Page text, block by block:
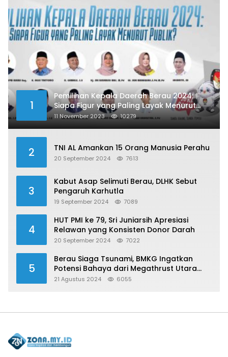
1
Pemilihan Kepala Daerah Berau 2024:
Siapa Figur yang Paling Layak Menurut
Publik?
11 November 2023 10279
2 TNI AL Amankan 15 Orang Manusia Perahu
20 September 2024 7613
3
Kabut Asap Selimuti Berau, DLHK Sebut
Pengaruh Karhutla
19 September 2024 7089
4
HUT PMI ke 79, Sri Juniarsih Apresiasi
Relawan yang Konsisten Donor Darah
20 September 2024 7022
5
Berau Siaga Tsunami, BMKG Ingatkan
Potensi Bahaya dari Megathrust Utara
Sulawesi
21 Agustus 2024 6055